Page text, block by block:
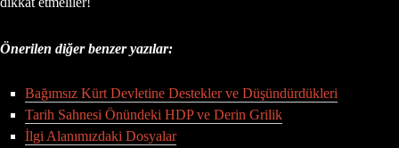
Önerilen diğer benzer yazılar:
Bağımsız Kürt Devletine Destekler ve Düşündürdükleri
Tarih Sahnesi Önündeki HDP ve Derin Grilik
İlgi Alanımızdaki Dosyalar